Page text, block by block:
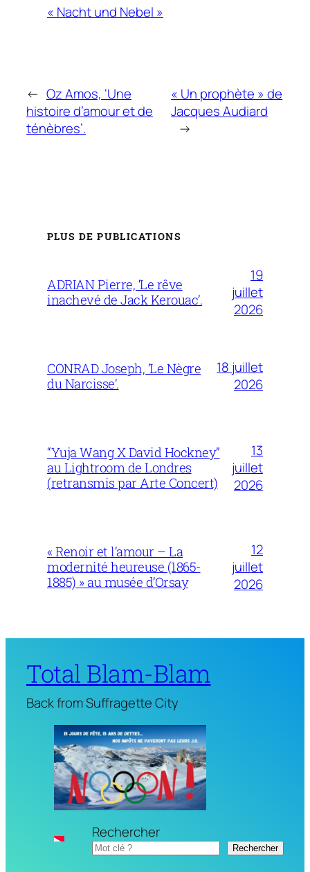
« Nacht und Nebel »
← Oz Amos, ‘Une
histoire d’amour et de
ténèbres’.
« Un prophète » de
Jacques Audiard
→
PLUS DE PUBLICATIONS
ADRIAN Pierre, ‘Le rêve
inachevé de Jack Kerouac’.
19
juillet
2026
CONRAD Joseph, ‘Le Nègre
du Narcisse’.
18 juillet
2026
“Yuja Wang X David Hockney”
au Lightroom de Londres
(retransmis par Arte Concert)
13
juillet
2026
« Renoir et l’amour – La
modernité heureuse (1865-
1885) » au musée d’Orsay
12
juillet
2026
Total Blam-Blam
Back from Suffragette City
Rechercher
Rechercher